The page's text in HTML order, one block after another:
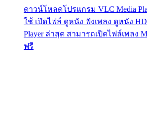
ดาวน์โหลดโปรแกรม VLC Media
ใช้ เปิดไฟล์ ดูหนัง ฟังเพลง ดูหนัง
Player ล่าสุด สามารถเปิดไฟล์เพลง
ฟรี